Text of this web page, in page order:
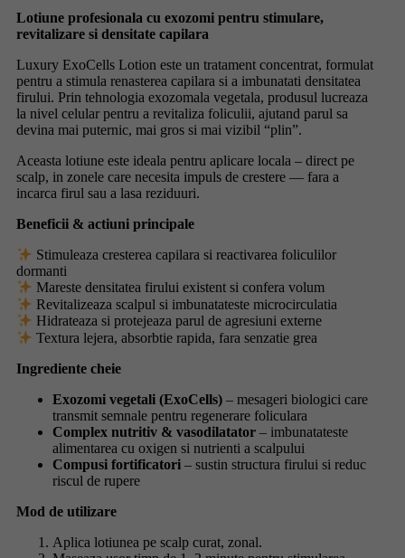
Lotiune profesionala cu exozomi pentru stimulare,
revitalizare si densitate capilara
Luxury ExoCells Lotion este un tratament concentrat, formulat
pentru a stimula renasterea capilara si a imbunatati densitatea
firului. Prin tehnologia exozomala vegetala, produsul lucreaza
la nivel celular pentru a revitaliza foliculii, ajutand parul sa
devina mai puternic, mai gros si mai vizibil “plin”.
Aceasta lotiune este ideala pentru aplicare locala – direct pe
scalp, in zonele care necesita impuls de crestere — fara a
incarca firul sau a lasa reziduuri.
Beneficii & actiuni principale
Stimuleaza cresterea capilara si reactivarea foliculilor
dormanti
Mareste densitatea firului existent si confera volum
Revitalizeaza scalpul si imbunatateste microcirculatia
Hidrateaza si protejeaza parul de agresiuni externe
Textura lejera, absorbtie rapida, fara senzatie grea
Ingrediente cheie
Exozomi vegetali (ExoCells) – mesageri biologici care
transmit semnale pentru regenerare foliculara
Complex nutritiv & vasodilatator – imbunatateste
alimentarea cu oxigen si nutrienti a scalpului
Compusi fortificatori – sustin structura firului si reduc
riscul de rupere
Mod de utilizare
Aplica lotiunea pe scalp curat, zonal.